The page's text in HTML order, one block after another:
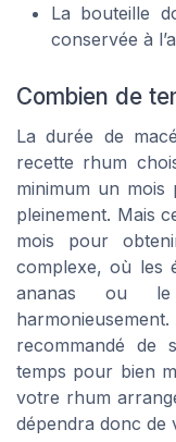
La bouteille
conservée à
Combien de
La durée de
recette rhum
minimum un mois
pleinement. Mais
mois pour
complexe, où les
ananas ou
recommandé de
temps pour bien
votre rhum
dépendra donc de